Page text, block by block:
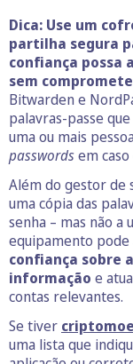
Dica: Use um
partilha segura
confiança possa
sem
Bitwarden e
palavras-passe
uma ou mais
passwordsem
Além do gestor de
uma cópia das
senha – mas não
equipamento pode
confiança sobre
informação e
contas relevantes.
Se tiver
uma lista que